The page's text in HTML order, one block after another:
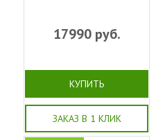
17990руб.
КУПИТЬ
ЗАКАЗ В 1 КЛИК